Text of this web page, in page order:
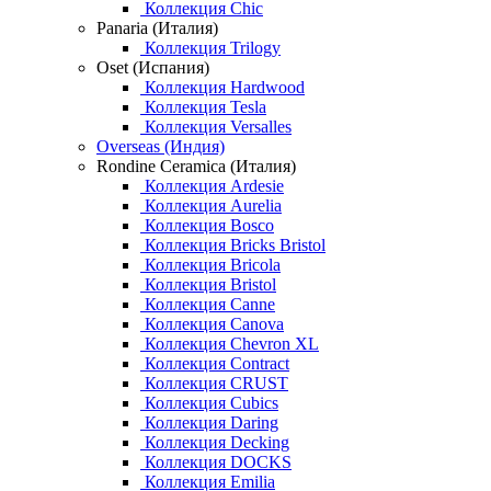
Коллекция Chic
Panaria (Италия)
Коллекция Trilogy
Oset (Испания)
Коллекция Hardwood
Коллекция Tesla
Коллекция Versalles
Overseas (Индия)
Rondine Ceramica (Италия)
Коллекция Ardesie
Коллекция Aurelia
Коллекция Bosco
Коллекция Bricks Bristol
Коллекция Bricola
Коллекция Bristol
Коллекция Canne
Коллекция Canova
Коллекция Chevron XL
Коллекция Contract
Коллекция CRUST
Коллекция Cubics
Коллекция Daring
Коллекция Decking
Коллекция DOCKS
Коллекция Emilia